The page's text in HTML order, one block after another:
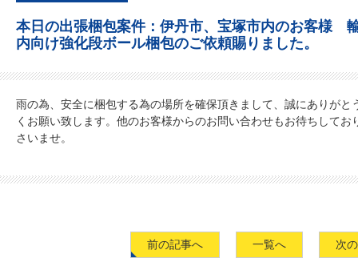
本日の出張梱包案件：伊丹市、宝塚市内のお客様
内向け強化段ボール梱包のご依頼賜りました。
雨の為、安全に梱包する為の場所を確保頂きまして、誠にありがと
くお願い致します。他のお客様からのお問い合わせもお待ちして
さいませ。
前の記事へ 一覧へ 次